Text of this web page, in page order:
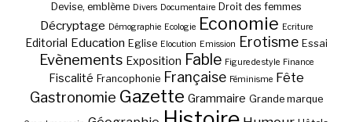
Devise, emblème Divers Documentaire Droit des femmes
Décryptage Démographie Ecologie Economie Ecriture
Editorial Education Eglise Elocution Emission Erotisme Essai
Evènements Exposition Fable Figure de style Finance
Fiscalité Francophonie Française Féminisme Fête
Gastronomie Gazette Grammaire Grande marque